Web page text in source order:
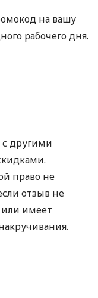
на вашу
рабочего дня.
другими
право не
отзыв не
имеет